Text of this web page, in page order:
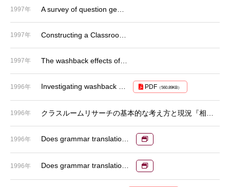
A survey of question ge…
1997年
Constructing a Classroo…
1997年
The washback effects of…
1997年
Investigating washback … PDF （560.89KB）
1996年
クラスルームリサーチの基本的な考え方と現況『相…
1996年
Does grammar translatio…
1996年
Does grammar translatio…
1996年